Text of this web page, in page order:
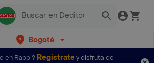
Bogotá
en Rappi? Regístratey disfruta de